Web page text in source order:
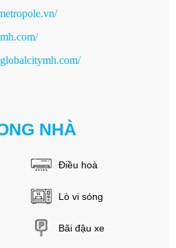
NHÀ
Điều hoà
Lò vi sóng
Bãi đậu xe